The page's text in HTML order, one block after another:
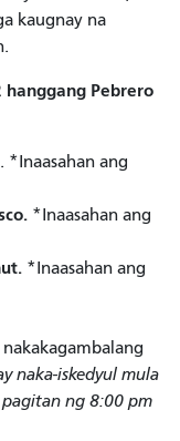
kaugnay na
hanggang Pebrero
. *Inaasahan ang
*Inaasahan ang
*Inaasahan ang
naka-iskedyul mula
pagitan ng 8:00 pm